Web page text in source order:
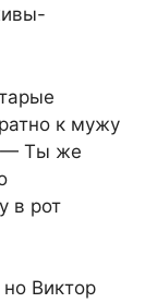
к мужу
— Ты же
в рот
Виктор